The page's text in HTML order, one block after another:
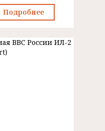
Подробнее